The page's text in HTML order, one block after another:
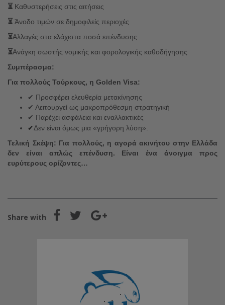
⏳ Καθυστερήσεις στις αιτήσεις
⏳ Άνοδο τιμών σε δημοφιλείς περιοχές
⏳Αλλαγές στα ελάχιστα ποσά επένδυσης
⏳Ανάγκη σωστής νομικής και φορολογικής καθοδήγησης
Συμπέρασμα:
Για πολλούς Τούρκους, η Golden Visa:
✔ Προσφέρει ελευθερία μετακίνησης
✔ Λειτουργεί ως μακροπρόθεσμη στρατηγική
✔ Παρέχει ασφάλεια και εναλλακτικές
✔Δεν είναι όμως μια «γρήγορη λύση».
Τελική Σκέψη: Για πολλούς, η αγορά ακινήτου στην Ελλάδα
δεν είναι απλώς επένδυση.
Είναι ένα άνοιγμα προς
ευρύτερους ορίζοντες…
Share with